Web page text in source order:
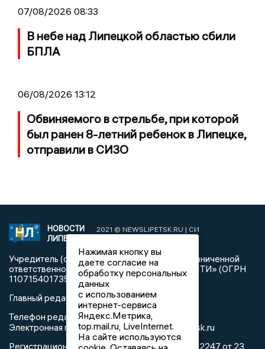
07/08/2026 08:33
В небе над Липецкой областью сбили
БПЛА
06/08/2026 13:12
Обвиняемого в стрельбе, при которой
был ранен 8-летний ребенок в Липецке,
отправили в СИЗО
НОВОСТИ
ЛИПЕЦКА
2021 © NEWSLIPETSK.RU | СИ
Учредитель (соучредители): Общество с ограниченной
ответственностью «РЕГИОНАЛЬНЫЕ НОВОСТИ» (ОГРН
1107154017354)
Главный редактор: Герцог Е.Г.
Телефон редакции: +7 903 699 9427
Электронная почта редакции:info@newslipetsk.ru
Регистрационный номер: серия Эл № ФС77-82247 от 23
Нажимая кнопку вы
даете согласие на
обработку персональных
данных
с использованием
интернет-сервиса
Яндекс.Метрика,
top.mail.ru, LiveInternet.
На сайте используются